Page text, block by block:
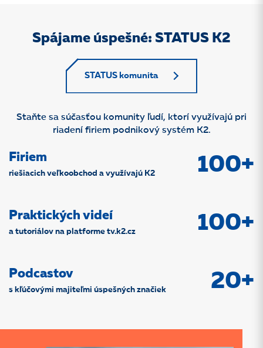
Spájame úspešné: STATUS K2
STATUS komunita
Staňte sa súčasťou komunity ľudí, ktorí využívajú pri
riadení firiem podnikový systém K2.
Firiem
riešiacich veľkoobchod a využívajú K2 100+
Praktických videí
a tutoriálov na platforme tv.k2.cz 100+
Podcastov
s kľúčovými majiteľmi úspešných značiek 20+